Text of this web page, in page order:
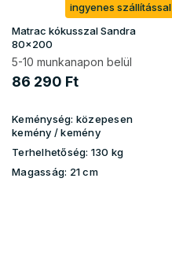
ingyenes szállítással
Matrac kókusszal Sandra
80x200
5-10 munkanapon belül
86 290 Ft
Keménység: közepesen
kemény / kemény
Terhelhetőség: 130 kg
Magasság: 21 cm